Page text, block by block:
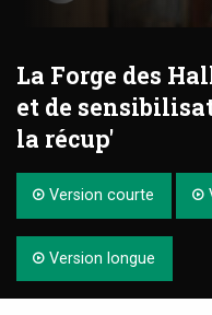
La Forge des
et de
la récup'
Version courte
Version longue